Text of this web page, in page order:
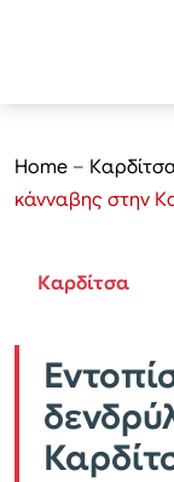
Home –
κάνναβης στην
Καρδίτσα